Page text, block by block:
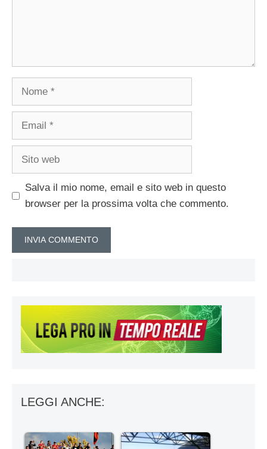
Nome
Email
Sito
Salva il mio nome, email e sito web in questo
browser per la prossima volta che commento.
LEGGI ANCHE: